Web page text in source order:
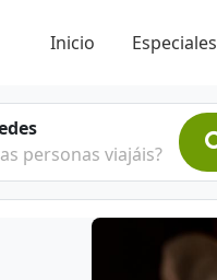
Inicio Especiales
personas viajáis?